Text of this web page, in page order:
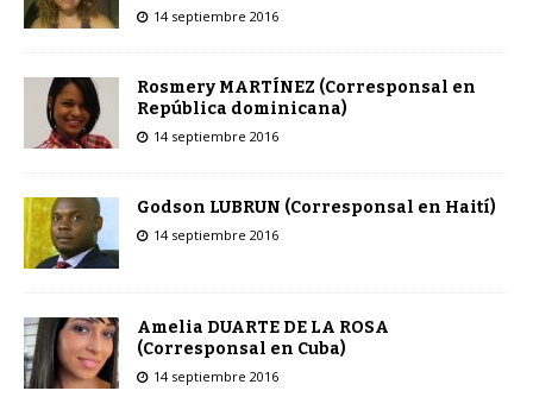
14 septiembre 2016
Rosmery MARTÍNEZ (Corresponsal en
República dominicana)
14 septiembre 2016
Godson LUBRUN (Corresponsal en Haití)
14 septiembre 2016
Amelia DUARTE DE LA ROSA
(Corresponsal en Cuba)
14 septiembre 2016